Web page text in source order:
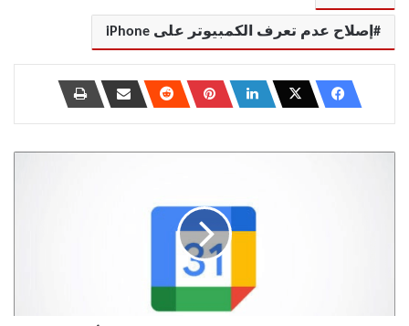
إصلاح عدم تعرف الكمبيوتر على iPhone
مدونة